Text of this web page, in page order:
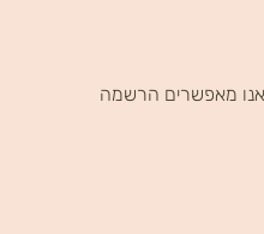
אנו מאפשרים הרשמה